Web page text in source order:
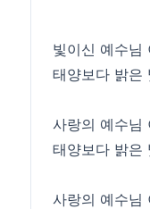
빛이신 예수님
태양보다 밝은
사랑의 예수님
태양보다 밝은
사랑의 예수님